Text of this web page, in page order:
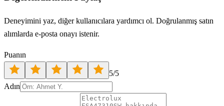
Deneyimini yaz, diğer kullanıcılara yardımcı ol. Doğrulanmış satın
alımlarda e-posta onayı istenir.
Puanın
5/5
Adın